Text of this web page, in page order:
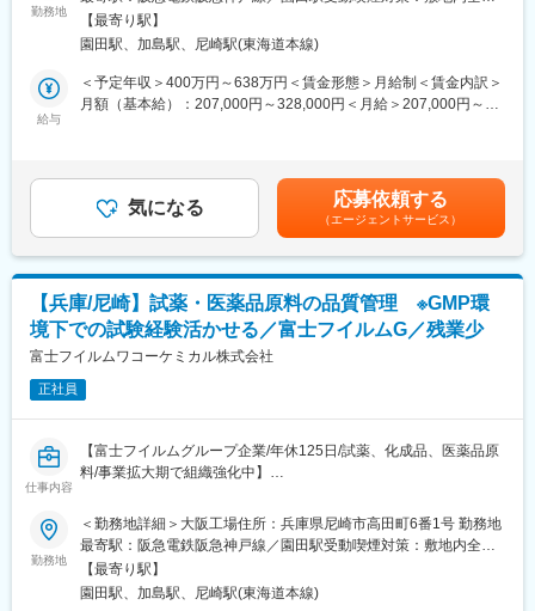
眼科手術機器の売上規模では世界1位です。眼科手術機器の市場規
模は概ね80億ドルと言われており、2028年には154億ドルになる
と言われている成長市場です。現状同社は市場シェアでは40-50%
程度を占めます。
で総合的な製品群を扱う同社だからこそ、幅広い提案営業が可能
となります。
・外資系企業でありながら離職率は5％以下、「Fortune」の「最
変更の範囲：会社の定める業務
販売を行っている弊社にて汎用品から特殊品まで試薬の製造全般
業務を幅広く担当い
ただきます。1つの製品を自身の手でつくり上げるやりがいと達成
感のある業務です。
■業務内容:
造→改善まで幅広く担当いただきます。
・1日の製造スケジュール確認を行い、包材在庫確認や設備の点検
を実施。同時に次週の生産計画の立案。生産品目は多種多様で1日
・各種試薬調液
・各種試薬精製業務
・設備の洗浄、メンテナンスなど
■入社後の流れ:
・新卒社員の受け入れを行っていることから未経験スタートのメ
ストたちから存分に学べる環境です。
・OJT研修からスタート。3カ月間で薬品の取扱い、製造工程の流
くことが可能。教育・バックアップ体制が充実しているので未経
験の方もご安心ください。
■魅力：
勤務地
禁煙変更の範囲：会社の定める事業所
【最寄り駅】
園田駅、加島駅、尼崎駅(東海道本線)
給与
＜予定年収＞400万円～638万円＜賃金形態＞月給制＜賃金内訳＞
月額（基本給）：207,000円～328,000円＜月給＞207,000円～
(月給27万円＋賞与＋世帯手当＋借家補助＋扶養手当)717万円/40
歳(月給35万4千円＋賞与＋世帯手当＋借家補助＋扶養手当)賃金は
あくまでも目安の金額であり、選考を通じて上下する可能性があ
ります。月給(月額)は固定手当を含めた表記です。
気になる 応募依頼する
（エージェントサービス）
【兵庫/尼崎】試薬・医薬品原料の品質管理 ※GMP環
境下での試験経験活かせる／富士フイルムG／残業少
富士フイルムワコーケミカル株式会社
正社員
仕事内容
【富士フイルムグループ企業/年休125日/試薬、化成品、医薬品原
料/事業拡大期で組織強化中】
販売を行っている弊社にて主に試薬、医薬品原料の品質管理業務
をご担当いただきます。
■業務内容：
・検査・測定・試薬の管理や検査計画の立案等、当社の品質管理
勤務地
＜勤務地詳細＞大阪工場住所：兵庫県尼崎市高田町6番1号 勤務地
最寄駅：阪急電鉄阪急神戸線／園田駅受動喫煙対策：敷地内全面
禁煙変更の範囲：本社および全国の支社、営業所
【最寄り駅】
園田駅、加島駅、尼崎駅(東海道本線)